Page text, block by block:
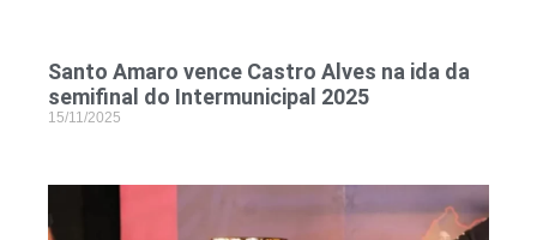
Santo Amaro vence Castro Alves na ida da
semifinal do Intermunicipal 2025
15/11/2025